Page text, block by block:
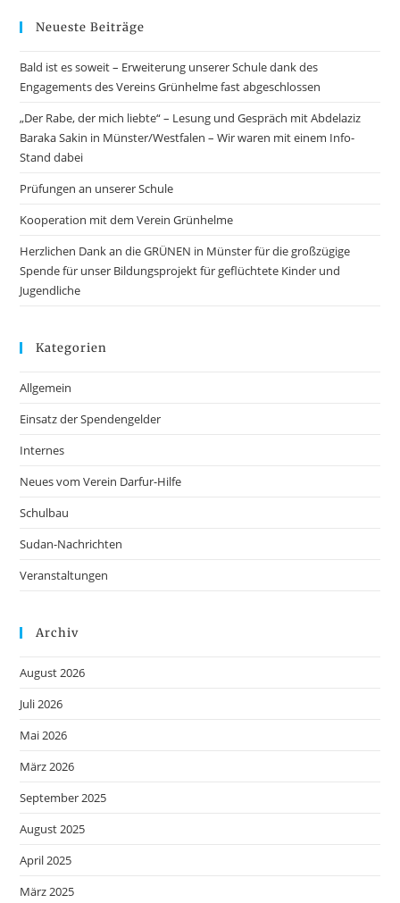
Neueste Beiträge
Bald ist es soweit – Erweiterung unserer Schule dank des
Engagements des Vereins Grünhelme fast abgeschlossen
„Der Rabe, der mich liebte“ – Lesung und Gespräch mit Abdelaziz
Baraka Sakin in Münster/Westfalen – Wir waren mit einem Info-
Stand dabei
Prüfungen an unserer Schule
Kooperation mit dem Verein Grünhelme
Herzlichen Dank an die GRÜNEN in Münster für die großzügige
Spende für unser Bildungsprojekt für geflüchtete Kinder und
Jugendliche
Kategorien
Allgemein
Einsatz der Spendengelder
Internes
Neues vom Verein Darfur-Hilfe
Schulbau
Sudan-Nachrichten
Veranstaltungen
Archiv
August 2026
Juli 2026
Mai 2026
März 2026
September 2025
August 2025
April 2025
März 2025